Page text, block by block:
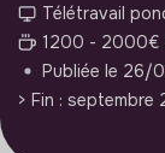
Télétravail
1200 - 2000€
Publiée le 26/
> Fin : septembre